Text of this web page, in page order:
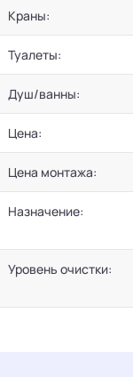
Краны:
Туалеты:
Душ/ванны:
Цена:
Цена монтажа:
Назначение:
Уровень очистки: